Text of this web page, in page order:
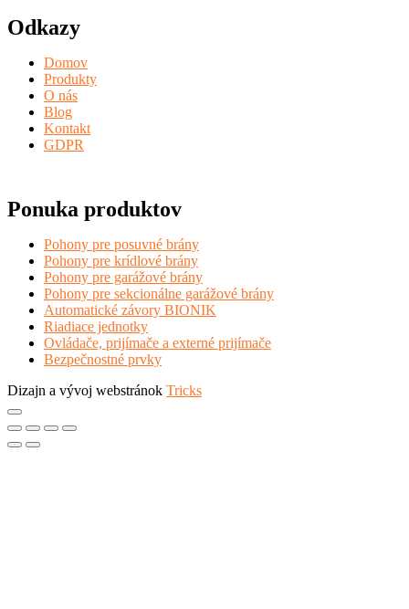
Odkazy
Domov
Produkty
O nás
Blog
Kontakt
GDPR
Ponuka produktov
Pohony pre posuvné brány
Pohony pre krídlové brány
Pohony pre garážové brány
Pohony pre sekcionálne garážové brány
Automatické závory BIONIK
Riadiace jednotky
Ovládače, prijímače a externé prijímače
Bezpečnostné prvky
Dizajn a vývoj webstránok Tricks